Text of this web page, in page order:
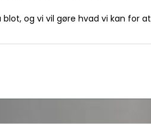
og vi vil gøre hvad vi kan for at